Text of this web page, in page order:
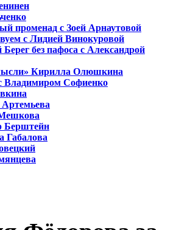
променад с Зоей Арнаутовой
с Лидией Винокуровой
без пафоса с Александрой
Кирилла Олюшкина
Владимиром Софиенко
Берштейн
Габалова